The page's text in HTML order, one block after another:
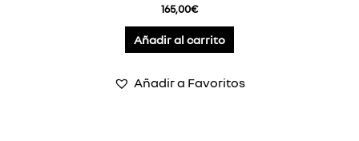
165,00€
Añadir al carrito
Añadir a Favoritos